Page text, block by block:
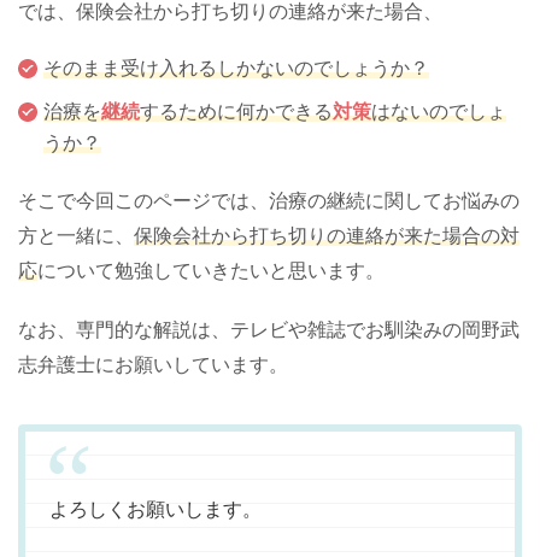
では、保険会社から打ち切りの連絡が来た場合、
そのまま受け入れるしかないのでしょうか？
治療を継続するために何かできる対策はないのでしょ
うか？
そこで今回このページでは、治療の継続に関してお悩みの
方と一緒に、 保険会社から打ち切りの連絡が来た場合の対
応について勉強していきたいと思います。
なお、専門的な解説は、テレビや雑誌でお馴染みの岡野武
志弁護士にお願いしています。
よろしくお願いします。